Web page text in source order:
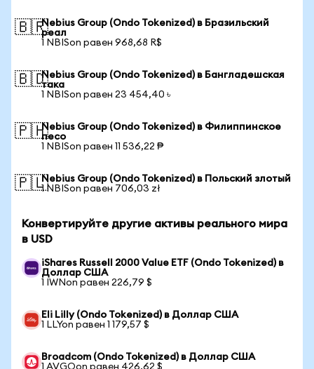
🇧🇷Nebius Group (Ondo Tokenized) в Бразильский
реал
1 NBISon равен 968,68 R$
🇧🇩Nebius Group (Ondo Tokenized) в Бангладешская
така
1 NBISon равен 23 454,40 ৳
🇵🇭Nebius Group (Ondo Tokenized) в Филиппинское
песо
1 NBISon равен 11 536,22 ₱
🇵🇱Nebius Group (Ondo Tokenized) в Польский злотый
1 NBISon равен 706,03 zł
Конвертируйте другие активы реального мира
в USD
iShares Russell 2000 Value ETF (Ondo Tokenized) в
Доллар США
1 IWNon равен 226,79 $
Eli Lilly (Ondo Tokenized) в Доллар США
1 LLYon равен 1 179,57 $
Broadcom (Ondo Tokenized) в Доллар США
1 AVGOon равен 426,62 $